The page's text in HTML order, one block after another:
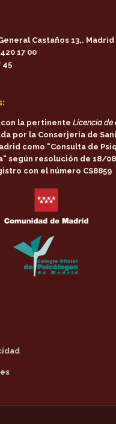
Castaños 13,. Madrid
17 00
45
la pertinente Licencia de
por la Conserjería de
como "Consulta de
según resolución de 18/
con el número CS8859